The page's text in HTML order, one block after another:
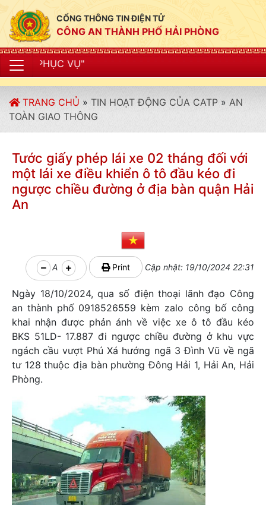
CỔNG THÔNG TIN ĐIỆN TỬ
CÔNG AN THÀNH PHỐ HẢI PHÒNG
TRANG CHỦ » TIN HOẠT ĐỘNG CỦA CATP » AN
TOÀN GIAO THÔNG
Tước giấy phép lái xe 02 tháng đối với
một lái xe điều khiển ô tô đầu kéo đi
ngược chiều đường ở địa bàn quận Hải
An
A Print Cập nhật: 19/10/2024 22:31
Ngày 18/10/2024, qua số điện thoại lãnh đạo Công
an thành phố 0918526559 kèm zalo công bố công
khai nhận được phản ánh về việc xe ô tô đầu kéo
BKS 51LD- 17.887 đi ngược chiều đường ở khu vực
ngách cầu vượt Phú Xá hướng ngã 3 Đình Vũ về ngã
tư 128 thuộc địa bàn phường Đông Hải 1, Hải An, Hải
Phòng.